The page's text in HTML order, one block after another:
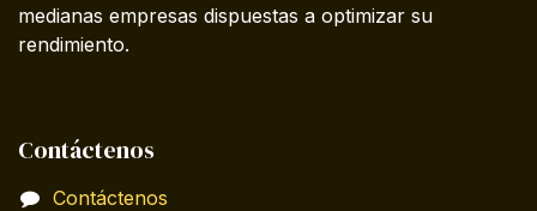
medianas empresas dispuestas a optimizar su
rendimiento.
Contáctenos
Contáctenos